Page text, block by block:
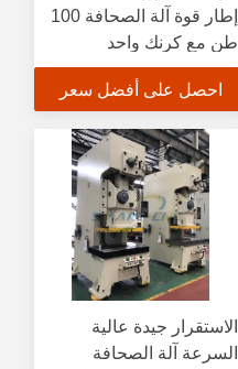
إطار قوة آلة الصحافة 100
طن مع كرنك واحد
احصل على أفضل سعر
الاستقرار جيدة عالية
السرعة آلة الصحافة